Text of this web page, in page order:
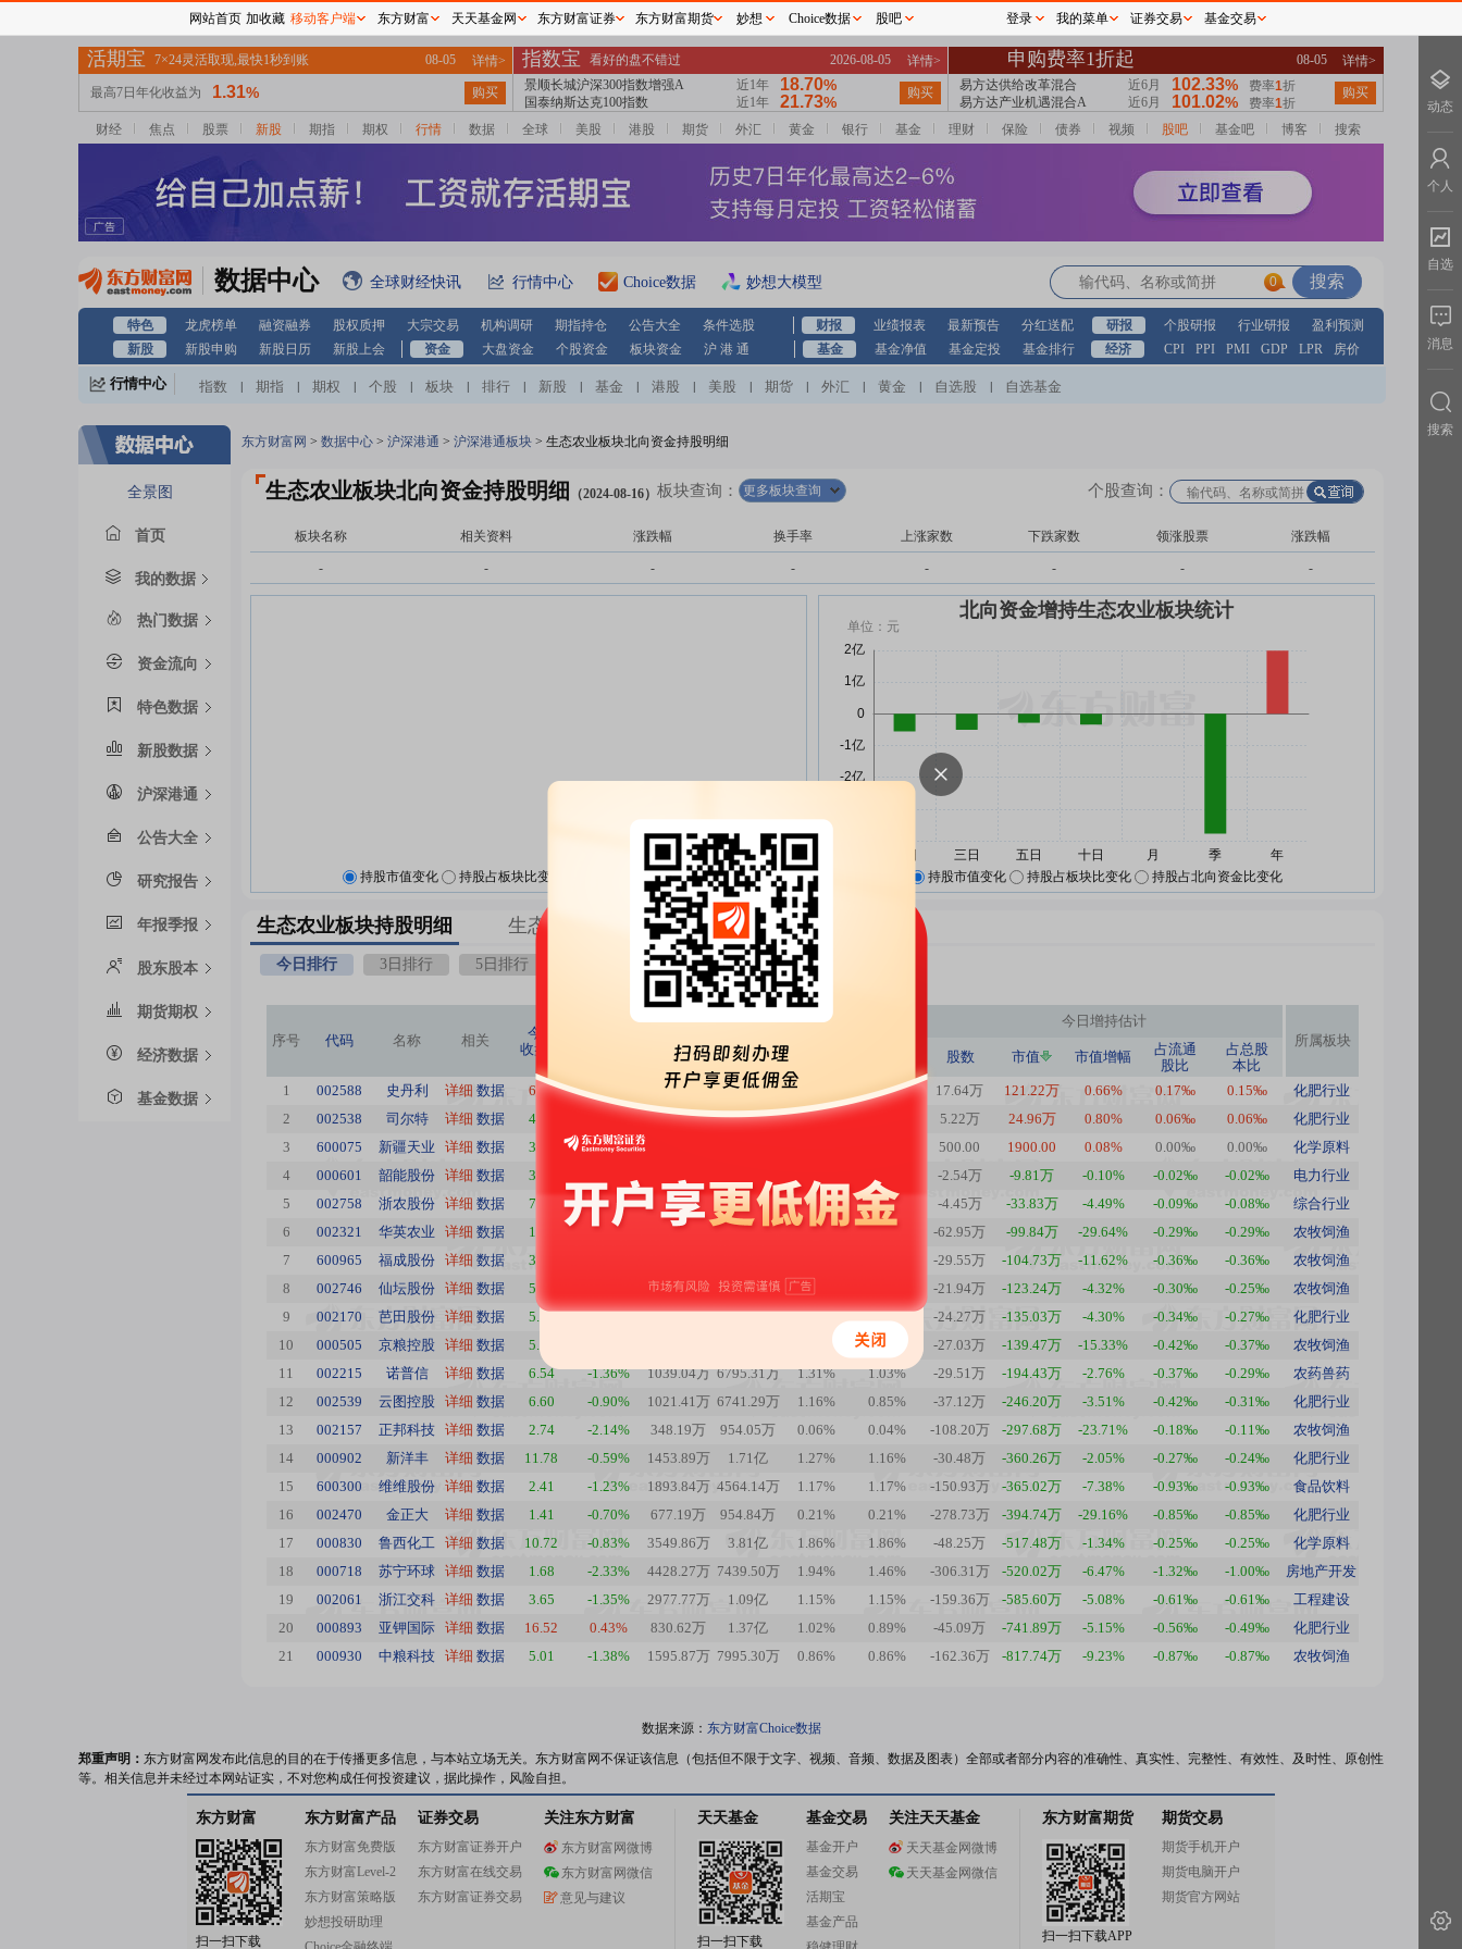
财经 焦点 股票 新股 期指 期权 行情 数据 全球 美股 港股 期货 外汇 黄金 银行 基金 理财 保险 债券 视频 股吧 基金吧 博客 搜索
数据中心 全球财经快讯 行情中心 Choice数据 妙想大模型 0
特色 龙虎榜单 融资融券 股权质押 大宗交易 机构调研 期指持仓 公告大全 条件选股 财报 业绩报表 最新预告 分红送配 研报 个股研报 行业研报
盈利预测
新股
新股申购 新股日历 新股上会 资金 大盘资金 个股资金 板块资金 沪 港 通 基金 基金净值 基金定投 基金排行 经济 CPI PPI PMI GDP LPR 房价
行情中心 指数 期指 期权 个股 板块 排行 新股 基金 港股 美股 期货 外汇 黄金 自选股 自选基金
全景图
首页
我的数据
热门数据
资金流向
特色数据
新股数据
沪深港通
公告大全
研究报告
年报季报
股东股本
期货期权
经济数据
基金数据
东方财富网 > 数据中心 > 沪深港通 > 沪深港通板块 > 生态农业板块北向资金持股明细
生态农业板块北向资金持股明细 （2024-08-16） 板块查询： 更多板块查询 个股查询：
板块名称 相关资料 涨跌幅 换手率 上涨家数 下跌家数 领涨股票 涨跌幅
- - - - - - - -
持股市值变化 持股占板块比变化 持股占北向资金比变化 持股市值变化 持股占板块比变化 持股占北向资金比变化
生态农业板块持股明细 生态农业板块持股历史
今日排行 3日排行 5日排行 月排行 季排行
序号 代码 名称 相关
今日
收盘价
今日持股 今日 增持估计
所属板块
股数
市值 股数 市值 市值增幅
占流通
股比
占总股
本比
1
002588 史丹利 详细 数据 6.91 1.17% 2692.20万 1.86亿 2.34% 17.64万 121.22万 0.66% 0.17‰ 0.15‰
化肥行业
2
002538 司尔特 详细 数据 4.77 -0.63% 655.42万 3126.34万 0.77% 5.22万 24.96万 0.80% 0.06‰ 0.06‰
化肥行业
3
600075 新疆天业 详细 数据 3.77 -1.31% 500.00 1900.00 0.08% 0.00‰ 0.00‰
化学原料
4
000601 韶能股份 详细 数据 3.84 2433.99万 2.25% -2.54万 -9.81万 -0.10% -0.02‰ -0.02‰
电力行业
5
002758 浙农股份 详细 数据 7.54 -1.44% 94.64万 713.60万 0.18% 0.18% -4.45万 -33.83万 -4.49% -0.09‰ -0.08‰
综合行业
6
002321 华英农业 详细 数据 1.57 -1.88% 149.40万 234.55万 0.07% -62.95万 -99.84万 -29.64% -0.29‰ -0.29‰
农牧饲渔
7
600965 福成股份 详细 数据 3.52 -29.55万 -104.73万 -11.62% -0.36‰ -0.36‰
农牧饲渔
8
002746 仙坛股份 详细 数据 5.56 486.12万 2702.83万 0.69% -21.94万 -123.24万 -4.32% -0.30‰ -0.25‰
农牧饲渔
9
002170 芭田股份 详细 数据 5.55 -1.60% 540.55万 3000.04万 0.76% 0.61% -24.27万 -135.03万 -4.30% -0.34‰ -0.27‰
化肥行业
10
000505 京粮控股 详细 数据 5.14 0.24% 0.21% -27.03万 -139.47万 -15.33% -0.42‰ -0.37‰
农牧饲渔
11
002215 诺普信 详细 数据 6.54 -1.36% 1039.04万 6795.31万 1.31% 1.03% -29.51万 -194.43万 -2.76% -0.37‰ -0.29‰
农药兽药
12
002539 云图控股 详细 数据 6.60 -0.90% 1021.41万 6741.29万 1.16% 0.85% -37.12万 -246.20万 -3.51% -0.42‰ -0.31‰
化肥行业
13
002157 正邦科技 详细 数据 2.74 -2.14% 348.19万 954.05万 0.06% 0.04% -108.20万 -297.68万 -23.71% -0.18‰ -0.11‰
农牧饲渔
14
000902 新洋丰 详细 数据 11.78 -0.59% 1453.89万 1.71亿 1.27% 1.16% -30.48万 -360.26万 -2.05% -0.27‰ -0.24‰
化肥行业
15
600300 维维股份 详细 数据 2.41 -1.23% 1893.84万 4564.14万 1.17% 1.17% -150.93万 -365.02万 -7.38% -0.93‰ -0.93‰
食品饮料
16
002470 金正大 详细 数据 1.41 -0.70% 677.19万 954.84万 0.21% 0.21% -278.73万 -394.74万 -29.16% -0.85‰ -0.85‰
化肥行业
17
000830 鲁西化工 详细 数据 10.72 -0.83% 3549.86万 3.81亿 1.86% 1.86% -48.25万 -517.48万 -1.34% -0.25‰ -0.25‰
化学原料
18
000718 苏宁环球 详细 数据 1.68 -2.33% 4428.27万 7439.50万 1.94% 1.46% -306.31万 -520.02万 -6.47% -1.32‰ -1.00‰
房地产开发
19
002061 浙江交科 详细 数据 3.65 -1.35% 2977.77万 1.09亿 1.15% 1.15% -159.36万 -585.60万 -5.08% -0.61‰ -0.61‰
工程建设
20
000893 亚钾国际 详细 数据 16.52 0.43% 830.62万 1.37亿 1.02% 0.89% -45.09万 -741.89万 -5.15% -0.56‰ -0.49‰
化肥行业
21
000930 中粮科技 详细 数据 5.01 -1.38% 1595.87万 7995.30万 0.86% 0.86% -162.36万 -817.74万 -9.23% -0.87‰ -0.87‰ 农牧饲渔
数据来源： 东方财富Choice数据
郑重声明： 东方财富网发布此信息的目的在于传播更多信息，与本站立场无关。东方财富网不保证该信息（包括但不限于文字、视频、音频、数据及图表）全部或者部分内容的准确性、真实性、完整性、有效性、及时性、原创性
等。相关信息并未经过本网站证实，不对您构成任何投资建议，据此操作，风险自担。
东方财富
扫一扫下载
东方财富产品
东方财富免费版
东方财富Level-2
东方财富策略版
妙想投研助理
证券交易
东方财富证券开户
东方财富在线交易
东方财富证券交易
关注东方财富
东方财富网微博
东方财富网微信
意见与建议
天天基金
扫一扫下载
基金交易
基金开户
基金交易
活期宝
基金产品
关注天天基金
天天基金网微博
天天基金网微信
东方财富期货
扫一扫下载APP
期货交易
期货手机开户
期货电脑开户
期货官方网站
网站首页 加收藏 移动客户端 东方财富 天天基金网 东方财富证券 东方财富期货 妙想 Choice数据 股吧 登录 我的菜单 证券交易 基金交易
动态
个人
自选
消息
搜索